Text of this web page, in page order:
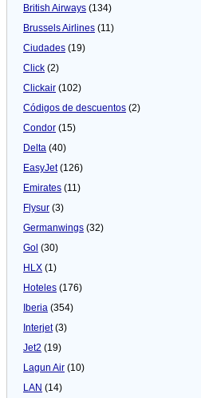
British Airways (134)
Brussels Airlines (11)
Ciudades (19)
Click (2)
Clickair (102)
Códigos de descuentos (2)
Condor (15)
Delta (40)
EasyJet(126)
Emirates (11)
Flysur (3)
Germanwings (32)
Gol (30)
HLX (1)
Hoteles (176)
Iberia (354)
Interjet(3)
Jet2 (19)
Lagun Air (10)
LAN (14)